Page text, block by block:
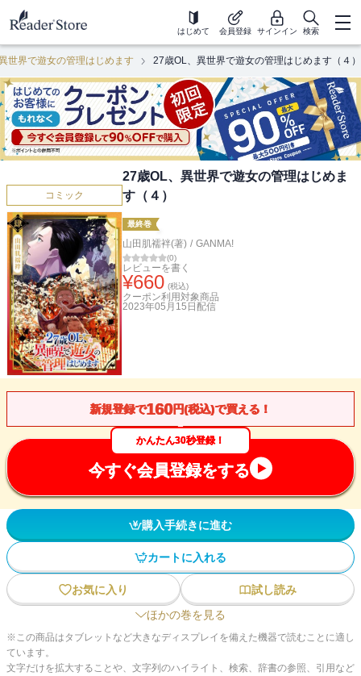
はじめて 会員登録 サインイン 検索
世界で遊女の管理はじめます 27歳OL、異世界で遊女の管理はじめます（４）
コミック
27歳OL、異世界で遊女の管理はじめま
す（４）
最終巻
山田肌襦袢(著) / GANMA!
(0)
レビューを書く
¥660 (税込)
クーポン利用対象商品
2023年05月15日 配信
新規登録で160円(税込)で買える！
かんたん30秒登録！
今すぐ会員登録をする
購入手続きに進む
カートに入れる
お気に入り
試し読み
ほかの巻を見る
※この商品はタブレットなど大きなディスプレイを備えた機器で読むことに適し
ています。
文字だけを拡大することや、文字列のハイライト、検索、辞書の参照、引用など